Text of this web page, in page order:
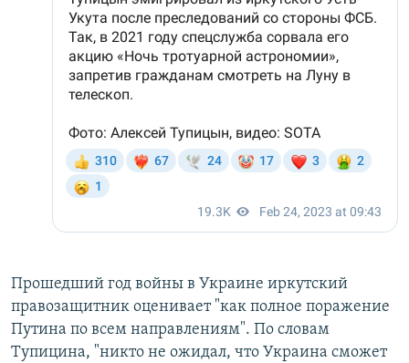
Прошедший год войны в Украине иркутский
правозащитник оценивает "как полное поражение
Путина по всем направлениям". По словам
Тупицина, "никто не ожидал, что Украина сможет